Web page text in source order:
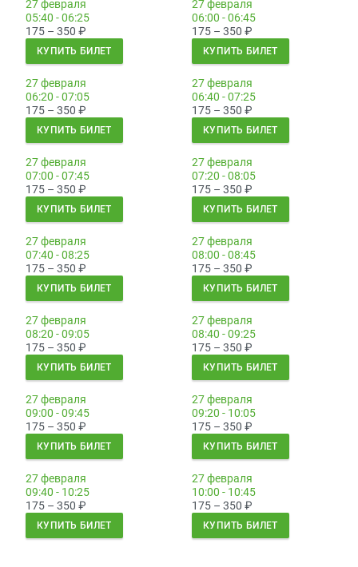
27 февраля
05:40 - 06:25
175 – 350 ₽
КУПИТЬ БИЛЕТ
27 февраля
06:00 - 06:45
175 – 350 ₽
КУПИТЬ БИЛЕТ
27 февраля
06:20 - 07:05
175 – 350 ₽
КУПИТЬ БИЛЕТ
27 февраля
06:40 - 07:25
175 – 350 ₽
КУПИТЬ БИЛЕТ
27 февраля
07:00 - 07:45
175 – 350 ₽
КУПИТЬ БИЛЕТ
27 февраля
07:20 - 08:05
175 – 350 ₽
КУПИТЬ БИЛЕТ
27 февраля
07:40 - 08:25
175 – 350 ₽
КУПИТЬ БИЛЕТ
27 февраля
08:00 - 08:45
175 – 350 ₽
КУПИТЬ БИЛЕТ
27 февраля
08:20 - 09:05
175 – 350 ₽
КУПИТЬ БИЛЕТ
27 февраля
08:40 - 09:25
175 – 350 ₽
КУПИТЬ БИЛЕТ
27 февраля
09:00 - 09:45
175 – 350 ₽
КУПИТЬ БИЛЕТ
27 февраля
09:20 - 10:05
175 – 350 ₽
КУПИТЬ БИЛЕТ
27 февраля
09:40 - 10:25
175 – 350 ₽
КУПИТЬ БИЛЕТ
27 февраля
10:00 - 10:45
175 – 350 ₽
КУПИТЬ БИЛЕТ